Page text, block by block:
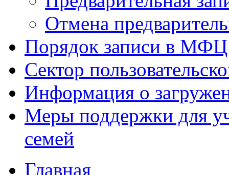
Отмена
Порядок записи в МФЦ
Сектор
Информация о
Меры поддержки для
семей
Главная